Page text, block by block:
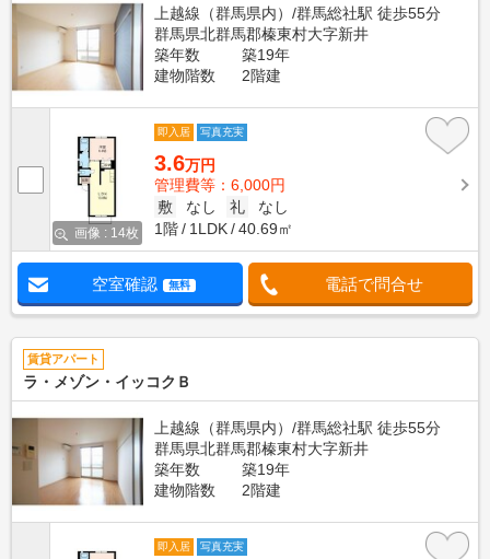
上越線（群馬県内）/群馬総社駅 徒歩55分
群馬県北群馬郡榛東村大字新井
築年数
築19年
建物階数
2階建
画像 : 14枚
即入居 写真充実
3.6万円
管理費等：6,000円
敷
なし 礼
なし
1階
1LDK 40.69㎡
空室確認 無料 電話で問合せ
賃貸アパート
ラ・メゾン・イッコクＢ
上越線（群馬県内）/群馬総社駅 徒歩55分
群馬県北群馬郡榛東村大字新井
築年数
築19年
建物階数
2階建
即入居 写真充実